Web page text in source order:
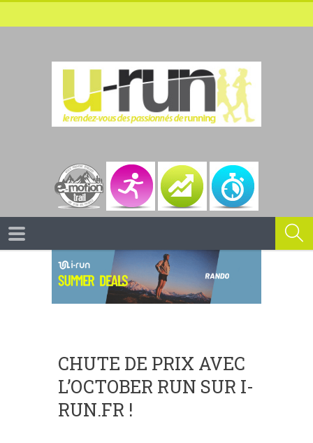
CHUTE DE PRIX AVEC
L’OCTOBER RUN SUR I-
RUN.FR !